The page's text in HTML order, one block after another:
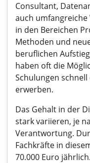
Consultant,
auch
in den Bereichen
Methoden und
beruflichen
haben oft die
Schulungen
erwerben.
Das Gehalt in der
stark variieren, je
Verantwortung.
Fachkräfte in
70.000 Euro